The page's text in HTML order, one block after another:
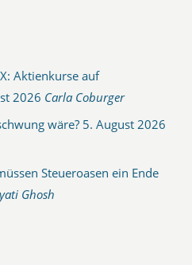
Aktienkurse auf
2026 Carla Coburger
wäre? 5. August 2026
Steueroasen ein Ende
Ghosh